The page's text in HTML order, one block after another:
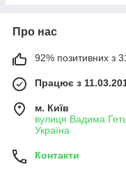
Про нас
92% позитивних з
Працює з
м. Київ
вулиця Вадима
Україна
Контакти